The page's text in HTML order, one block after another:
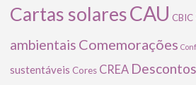
Cartas solaresCAU CBIC
ambientais Comemorações
sustentáveis Cores CREA Descontos